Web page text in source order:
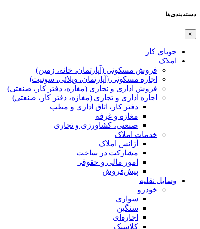
دسته‌بندی‌ها
×
جویای کار
املاک
فروش مسکونی (آپارتمان، خانه، زمین)
اجاره مسکونی (آپارتمان، ویلائی، سوئیت)
فروش اداری و تجاری (مغازه، دفتر کار، صنعتی)
اجاره اداری و تجاری (مغازه، دفتر کار، صنعتی)
دفتر کار، اتاق اداری و مطب
مغازه و غرفه
صنعتی،‌ کشاورزی و تجاری
خدمات املاک
آژانس املاک
مشارکت در ساخت
امور مالی و حقوقی
پیش‌فروش
وسایل نقلیه
خودرو
سواری
سنگین
اجاره‌ای
کلاسیک